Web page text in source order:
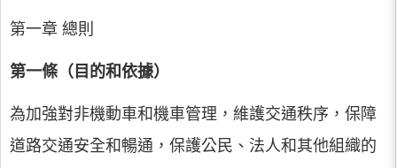
第一章 總則
第一條（目的和依據）
為加強對非機動車和機車管理，維護交通秩序，保障
道路交通安全和暢通，保護公民、法人和其他組織的